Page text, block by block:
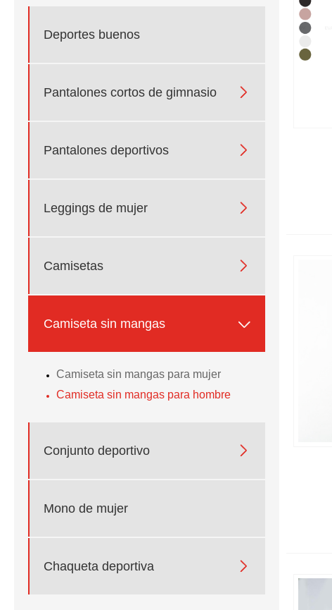
Deportes buenos
Pantalones cortos de gimnasio 
Pantalones deportivos 
Leggings de mujer 
Camisetas 
Camiseta sin mangas 
Camiseta sin mangas para mujer
Camiseta sin mangas para hombre
Conjunto deportivo 
Mono de mujer
Chaqueta deportiva 